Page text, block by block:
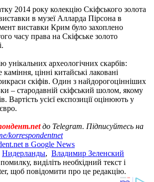
2014 року колекцію Скіфського золота
в музеї Алларда Пірсона в
виставки Крим було захоплено
часу права на Скіфське золото
унікальних археологічних скарбів:
цінні китайські лаковані
скіфів. Один з найдорогоцінніших
– стародавній скіфський шолом, якому
Вартість усієї експозиції оцінюють у
до Telegram. Підписуйтесь на
korrespondentnet
в Google News
Нидерланды, Владимир Зеленский
виділіть необхідний текст і
щоб повідомити про це редакцію.